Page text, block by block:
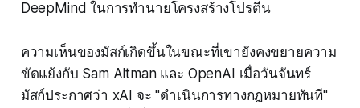
DeepMind ในการทำนายโครงสร้างโปรตีน
ความเห็นของมัสก์เกิดขึ้นในขณะที่เขายังคงขยายความ
ขัดแย้งกับ Sam Altman และ OpenAI เมื่อวันจันทร์
มัสก์ประกาศว่า xAI จะ "ดำเนินการทางกฎหมายทันที"